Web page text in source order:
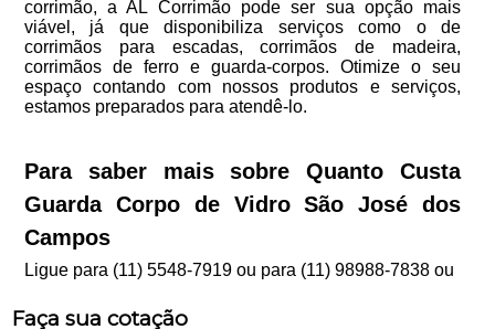
corrimão, a AL Corrimão pode ser sua opção mais
viável, já que disponibiliza serviços como o de
corrimãos para escadas, corrimãos de madeira,
corrimãos de ferro e guarda-corpos. Otimize o seu
espaço contando com nossos produtos e serviços,
estamos preparados para atendê-lo.
Para saber mais sobre Quanto Custa
Guarda Corpo de Vidro São José dos
Campos
Ligue para (11) 5548-7919ou para (11) 98988-7838ou
Faça sua cotação